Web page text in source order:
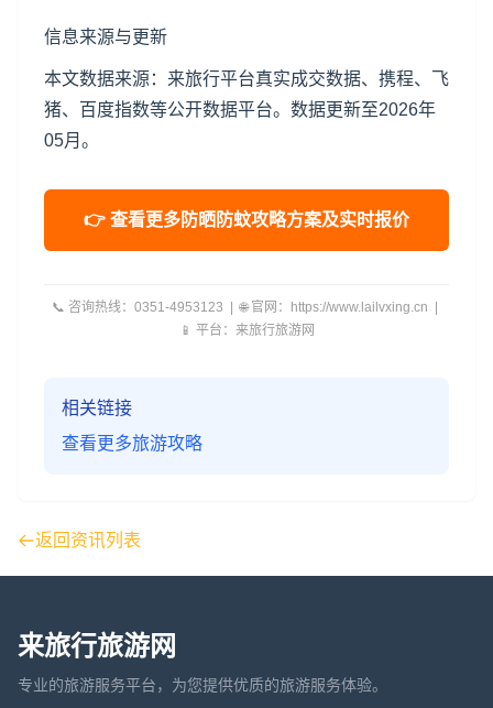
信息来源与更新
本文数据来源：来旅行平台真实成交数据、携程、飞
猪、百度指数等公开数据平台。数据更新至2026年
05月。
👉 查看更多防晒防蚊攻略方案及实时报价
📞 咨询热线：0351-4953123 | 🌐 官网：https://www.lailvxing.cn |
📱 平台：来旅行旅游网
相关链接
查看更多旅游攻略
返回资讯列表
来旅行旅游网
专业的旅游服务平台，为您提供优质的旅游服务体验。